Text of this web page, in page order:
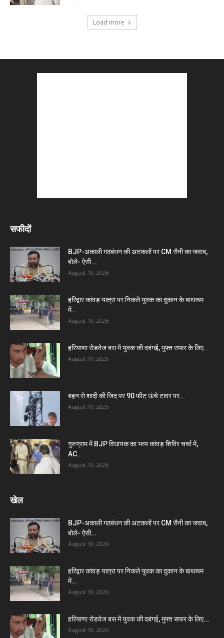
Load more
सफीदों
BJP-अकाली गठबंधन की अटकलों पर CM सैनी का जवाब,
बोले- ऐसी...
August 10, 2026
हरिद्वार कांवड़ यात्रा पर निकले युवक का दुकान के बाथरूम
में...
August 10, 2026
हरियाणा रोडवेज बस में युवक की दबंगई, मुफ्त सफर के लिए...
August 10, 2026
बहन से शादी की जिद पर 90 फीट ऊंचे टावर पर...
August 10, 2026
गुरुग्राम में BJP विधायक का भव्य कांवड़ शिविर चर्चा में,
AC...
August 10, 2026
खेल
BJP-अकाली गठबंधन की अटकलों पर CM सैनी का जवाब,
बोले- ऐसी...
August 10, 2026
हरिद्वार कांवड़ यात्रा पर निकले युवक का दुकान के बाथरूम
में...
August 10, 2026
हरियाणा रोडवेज बस में युवक की दबंगई, मुफ्त सफर के लिए...
August 10, 2026